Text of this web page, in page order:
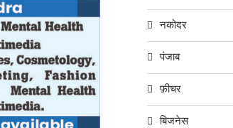
नकोदर
पंजाब
फ़ीचर
बिजनेस